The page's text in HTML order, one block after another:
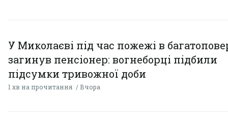
У Миколаєві під час пожежі в
загинув пенсіонер: вогнеборці підбили
підсумки тривожної доби
1 хв на прочитання Вчора